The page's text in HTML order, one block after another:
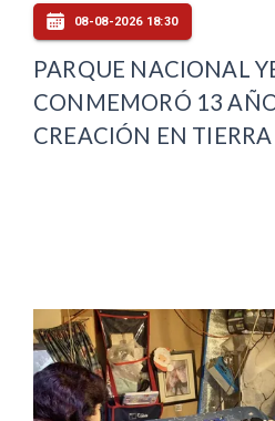
08-08-2026 18:30
PARQUE NACIONAL
CONMEMORÓ 13
CREACIÓN EN